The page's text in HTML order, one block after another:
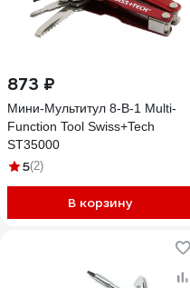
873 ₽
Мини-Мультитул 8-В-1 Multi-
Function Tool Swiss+Tech
ST35000
5(2)
В корзину